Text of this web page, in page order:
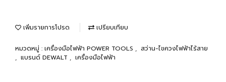
เพิ่มรายการโปรด เปรียบเทียบ
หมวดหมู่ : เครื่องมือไฟฟ้า POWER TOOLS , สว่าน-ไขควงไฟฟ้าไร้สาย
, แบรนด์ DEWALT , เครื่องมือไฟฟ้า